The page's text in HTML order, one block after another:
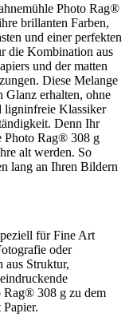
Photo Rag®
brillanten Farben,
und einer perfekten
die Kombination aus
und der matten
Diese Melange
Glanz erhalten, ohne
ligninfreie Klassiker
Denn Ihr
Photo Rag® 308 g
alt werden. So
lang an Ihren Bildern
für Fine Art
oder
Struktur,
Rag® 308 g zu dem